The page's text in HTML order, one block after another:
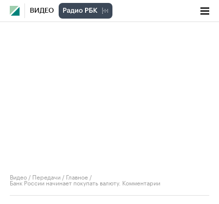
ВИДЕО
Видео / Передачи / Главное /
Банк России начинает покупать валюту. Комментарии